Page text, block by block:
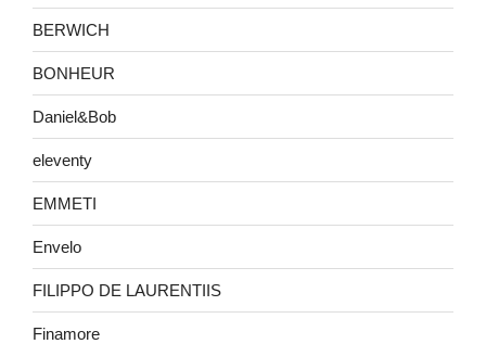
BERWICH
BONHEUR
Daniel&Bob
eleventy
EMMETI
Envelo
FILIPPO DE LAURENTIIS
Finamore